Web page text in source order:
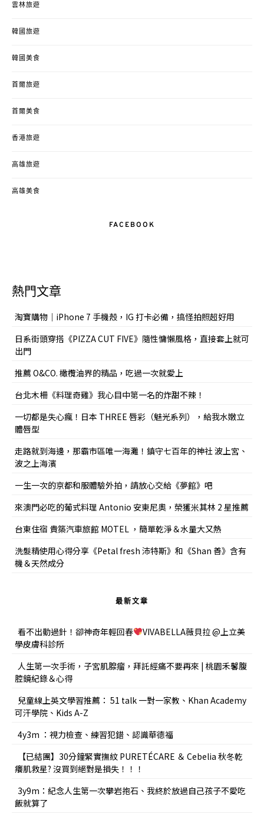
雲林旅遊
韓國旅遊
韓國美食
首爾旅遊
首爾美食
香港旅遊
高雄旅遊
高雄美食
FACEBOOK
熱門文章
淘寶購物｜iPhone 7 手機殼，IG 打卡必備，搞怪拍照超好用
日系街頭穿搭《PIZZA CUT FIVE》隨性慵懶風格，直接套上就可
出門
推薦 O&CO. 橄欖油界的精品，吃過一次就愛上
台北木柵《料理奇雞》我心目中第一名的炸甜不辣！
一切都是失心瘋！日本 THREE 唇彩（魅光系列），給我水嫩立
體唇型
走路就到海邊，那霸市區唯一海灘！鎮守七百年的神社 波上宮、
波之上海濱
一生一次的京都和服體驗外拍，請放心交給《夢館》吧
來澳門必吃的葡式料理 Antonio 安東尼奧，榮獲米其林 2 星推薦
台東住宿 貴築汽車旅館 MOTEL ，簡單乾淨＆水量大又熱
洗髮精使用心得分享《Petal fresh 沛特斯》和《Shan 善》含有
機＆天然成分
最新文章
看不出動過針！卻神奇年輕回春
VIVABELLA薇貝拉 @上立美
學皮膚科診所
人生第一次手術，子宮肌腺瘤，拜託經痛不要再來 | 桃園禾馨腹
腔鏡紀錄＆心得
兒童線上英文學習推薦： 51 talk 一對一家教、Khan Academy
可汗學院、Kids A-Z
4y3m ：視力檢查、練習犯錯、認識華德福
【已結團】30分鐘緊實撫紋 PURETÉCARE ＆ Cebelia 秋冬乾
癢肌救星? 沒買到絕對是損失！！！
3y9m：紀念人生第一次攀岩抱石、我終於放過自己孩子不愛吃
飯就算了